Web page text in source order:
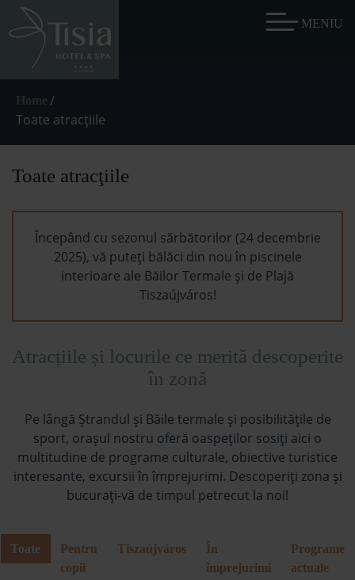
/
Toate atracţiile
Toate atracţiile
Începând cu sezonul sărbătorilor (24 decembrie
2025), vă puteți bălăci din nou în piscinele
interioare ale Băilor Termale și de Plajă
Tiszaújváros!
Atracțiile și locurile ce merită descoperite
în zonă
Pe lângă Ştrandul și Băile termale și posibilitățile de
sport, orașul nostru oferă oaspeților sosiți aici o
multitudine de programe culturale, obiective turistice
interesante, excursii în împrejurimi. Descoperiți zona și
bucurați-vă de timpul petrecut la noi!
Toate
Pentru
copii
Tiszaújváros
În
împrejurimi
Programe
actuale